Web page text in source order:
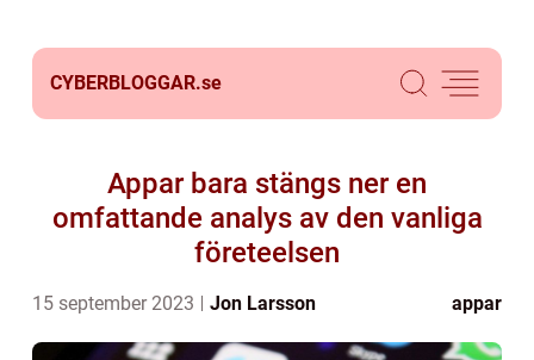
CYBERBLOGGAR.se
Appar bara stängs ner en
omfattande analys av den vanliga
företeelsen
15 september 2023 Jon Larsson appar